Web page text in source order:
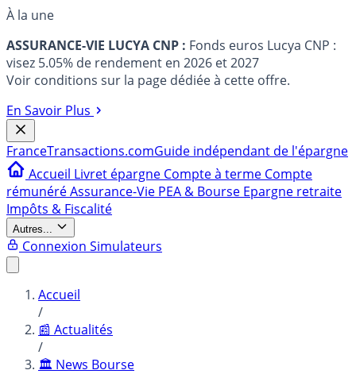
À la une
ASSURANCE-VIE LUCYA CNP : Fonds euros Lucya CNP :
visez 5.05% de rendement en 2026 et 2027
Voir conditions sur la page dédiée à cette offre.
En Savoir Plus
FranceTransactions.comGuide indépendant de l'épargne
Accueil Livret épargne Compte à terme Compte
rémunéréAssurance-Vie PEA & Bourse Epargne retraite
Impôts & Fiscalité
Autres...
Connexion Simulateurs
Accueil
/
📰 Actualités
/
🏛️ News Bourse